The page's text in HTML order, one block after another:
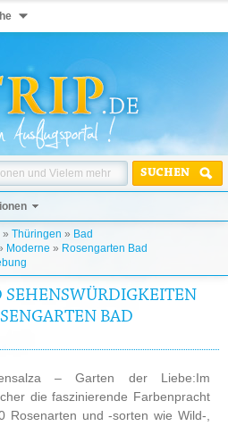
SUCHEN
» Thüringen » Bad
Moderne » Rosengarten Bad
SEHENSWÜRDIGKEITEN
BAD
– Garten der Liebe:Im
die faszinierende Farbenpracht
Rosenarten und -sorten wie Wild-,